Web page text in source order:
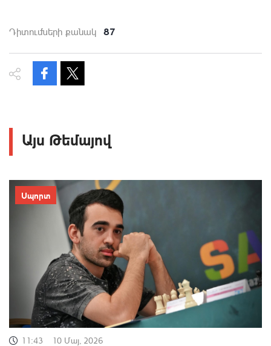
Դիտումների քանակ 87
Այս Թեմայով
11:43 10 Մայ, 2026
Սպորտ